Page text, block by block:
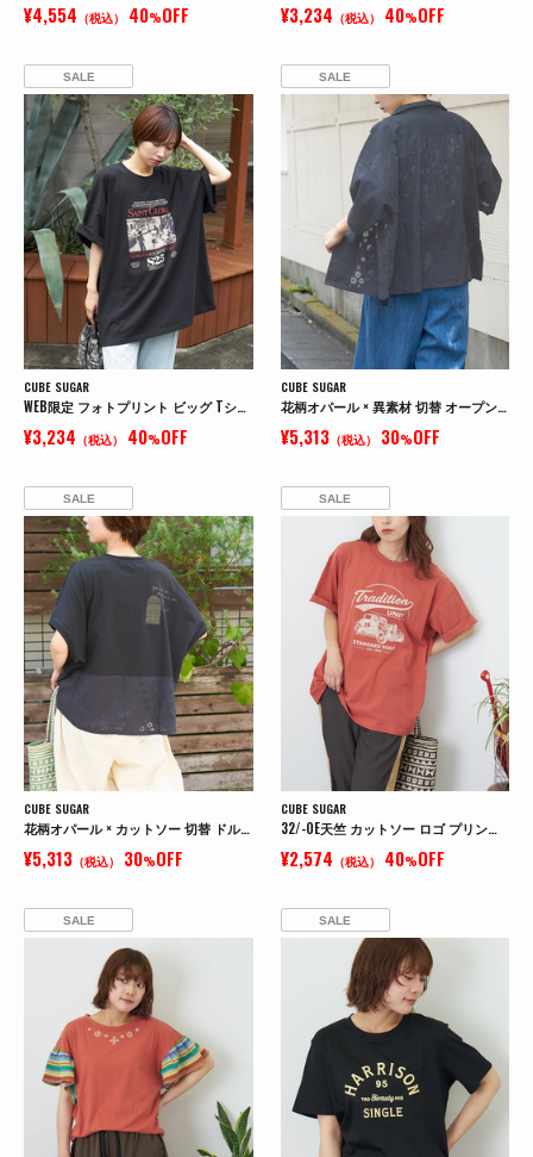
¥4,554 （税込） 40%OFF ¥3,234 （税込） 40%OFF
SALE
CUBE SUGAR
WEB限定 フォトプリント ビッグ Tシャツ
¥3,234 （税込） 40%OFF
SALE
CUBE SUGAR
花柄オパール × 異素材 切替 オープンカラー シャツ
¥5,313（税込） 30%OFF
SALE
CUBE SUGAR
花柄オパール × カットソー 切替 ドルマン Tシャツ
¥5,313 （税込） 30%OFF
SALE
CUBE SUGAR
32/-OE天竺 カットソー ロゴ プリント Tシャツ
¥2,574 （税込） 40%OFF
SALE SALE